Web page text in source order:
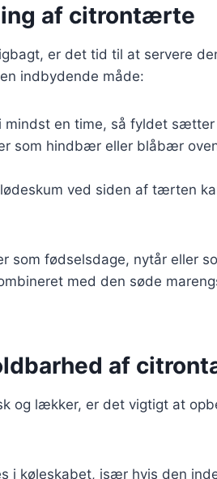
af citrontærte
er det tid til at servere
indbydende måde:
en time, så fyldet sætter
som hindbær eller blåbær
ved siden af tærten
som fødselsdage, nytår eller
med den søde
af
og lækker, er det vigtigt at
i køleskabet, især hvis den